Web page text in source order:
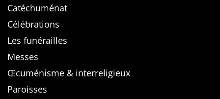
Catéchuménat
Célébrations
Les funérailles
Messes
Œcuménisme & interreligieux
Paroisses